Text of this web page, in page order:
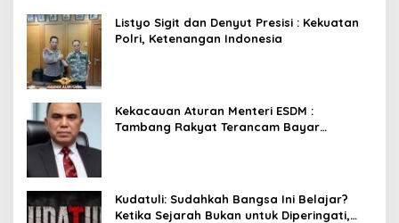
Listyo Sigit dan Denyut Presisi : Kekuatan
Polri, Ketenangan Indonesia
Kekacauan Aturan Menteri ESDM :
Tambang Rakyat Terancam Bayar
Kudatuli: Sudahkah Bangsa Ini Belajar?
Ketika Sejarah Bukan untuk Diperingati,